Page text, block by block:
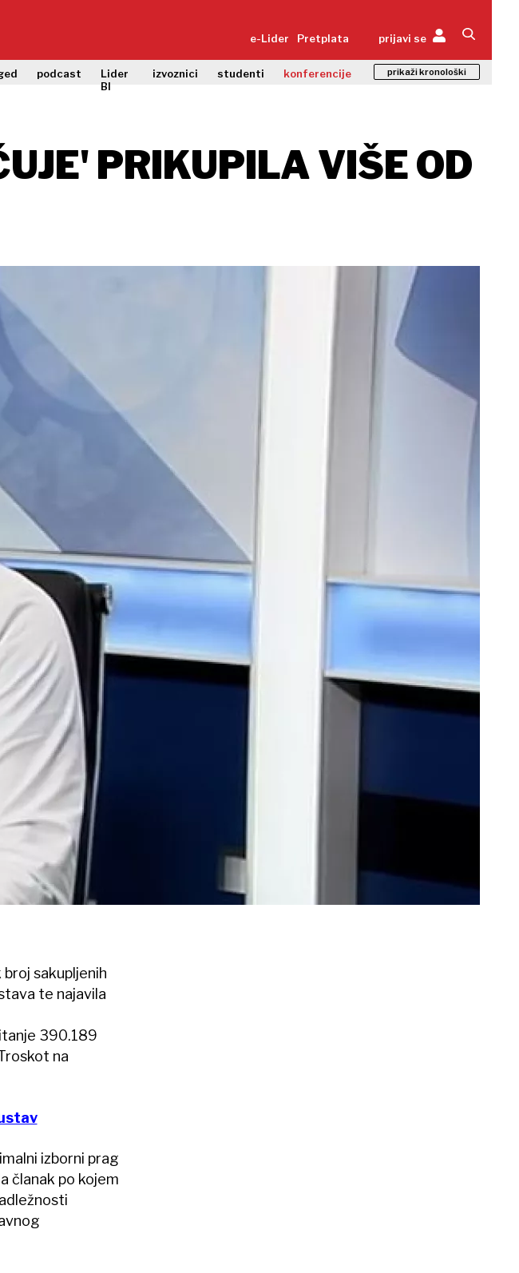
e-Lider Pretplata prijavi se
podcast
Lider
BI
izvoznici studenti konferencije prikaži kronološki
PRIKUPILA VIŠE OD
sakupljenih
te najavila
390.189
na
izborni prag
članak po kojem